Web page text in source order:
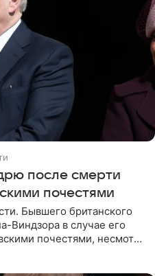
после смерти
почестями
Бывшего британского
Виндзора в случае его
почестями, несмотря